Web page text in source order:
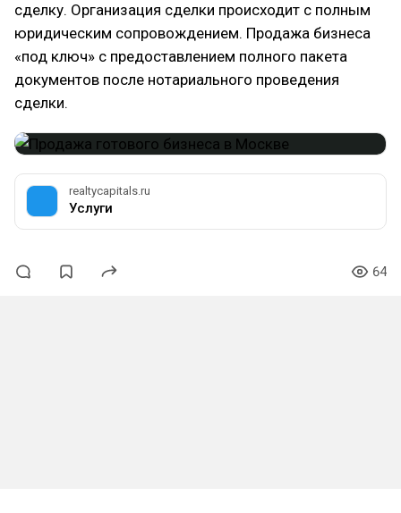
сделку. Организация сделки происходит с полным
юридическим сопровождением. Продажа бизнеса
«под ключ» с предоставлением полного пакета
документов после нотариального проведения
сделки.
realtycapitals.ru
Услуги
64